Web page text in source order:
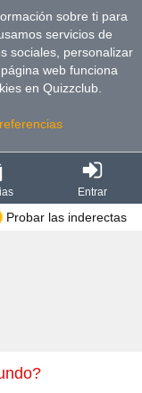
sobre ti para
servicios de
sociales, personalizar
web funciona
en Quizzclub.
Entrar
Probar las inderectas